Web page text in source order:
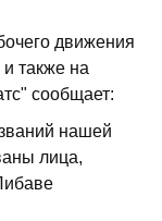
движения
также на
сообщает:
нашей
лица,